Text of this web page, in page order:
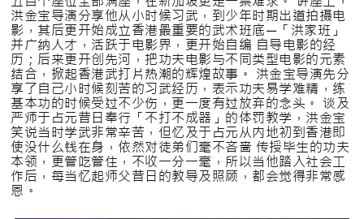
洪金宝导演分享他从小时候习武，到少年时期出道拍摄电
影，其后更开始成立香港最重要的武术班底—「洪家班」
并广纳人才，活跃于电影界，更开始自编 自导电影的经
历；后来更开创先河，把功夫电影与不同类型电影的元素
结合，掀起香港武打片热潮的辉煌故事。 洪金宝导演先分
享了自己小时候刻苦的习武经历，表示功夫易学难精，练
基本功的时候受过不少伤，更一度有过放弃的念头。 谈及
严师于占元昔日奉行「不打不成器」的体罚教学，洪金宝
笑说当时学武非常辛苦，但忆及于占元从内地初到香港即
使没什么钱在身，依然对徒弟们毫不吝啬 传授毕生的功夫
本领，更管吃管住，不收一分一毫，所以当他踏入社会工
作后，每当忆起师父昔日的教导及照顾，都会觉得非常感
恩。